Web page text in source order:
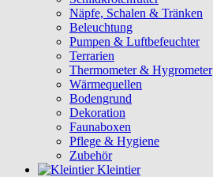
Näpfe, Schalen & Tränken
Beleuchtung
Pumpen & Luftbefeuchter
Terrarien
Thermometer & Hygrometer
Wärmequellen
Bodengrund
Dekoration
Faunaboxen
Pflege & Hygiene
Zubehör
Kleintier